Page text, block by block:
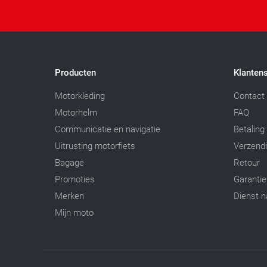
Producten
Motorkleding
Motorhelm
Communicatie en navigatie
Uitrusting motorfiets
Bagage
Promoties
Merken
Mijn moto
Contact
FAQ
Betaling
Retour
Garantie
Dienst